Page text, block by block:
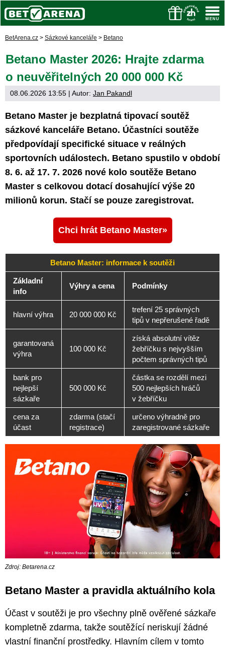
BetArena.cz > Sázkové kanceláře > Betano
Betano Master 2026: Hrajte zdarma
o neuvěřitelných 20 000 000 Kč
08.06.2026 13:55 | Autor: Jan Pakandl
Betano Master je bezplatná tipovací soutěž
sázkové kanceláře Betano. Účastníci soutěže
předpovídají specifické situace v reálných
sportovních událostech. Betano spustilo v období
8. 6. až 17. 7. 2026 nové kolo soutěže Betano
Master s celkovou dotací dosahující výše 20
milionů korun. Stačí se pouze zaregistrovat.
Chci hrát Betano Master
Betano Master: informace k soutěži
Základní
info
Výhry a cena Podmínky
hlavní výhra 20 000 000 Kč
trefení 25 správných
tipů v nepřerušené řadě
garantovaná
výhra
100 000 Kč
získá absolutní vítěz
žebříčku s nejvyšším
počtem správných tipů
bank pro
nejlepší
sázkaře
500 000 Kč
částka se rozdělí mezi
500 nejlepších hráčů
v žebříčku
cena za
účast
zdarma (stačí
registrace)
určeno výhradně pro
zaregistrované sázkaře
Zdroj: Betarena.cz
Betano Master a pravidla aktuálního kola
Účast v soutěži je pro všechny plně ověřené sázkaře
kompletně zdarma, takže soutěžící neriskují žádné
vlastní finanční prostředky. Hlavním cílem v tomto